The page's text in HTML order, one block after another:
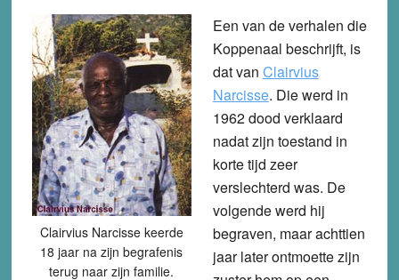
Clairvius Narcisse keerde
18 jaar na zijn begrafenis
terug naar zijn familie.
Een van de verhalen die
Koppenaal beschrijft, is
dat van Clairvius
Narcisse. Die werd in
1962 dood verklaard
nadat zijn toestand in
korte tijd zeer
verslechterd was. De
volgende werd hij
begraven, maar achttien
jaar later ontmoette zijn